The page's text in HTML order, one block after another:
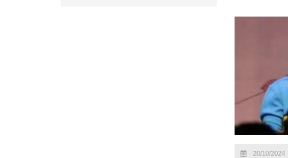
20/10/2024